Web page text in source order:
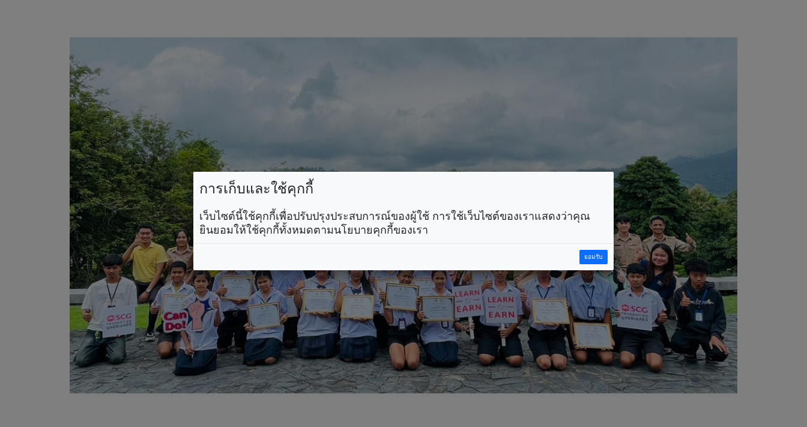
การเก็บและใช้คุกกี้
เว็บไซต์นี้ใช้คุกกี้เพื่อปรับปรุงประสบการณ์ของผู้ใช้ การใช้เว็บไซต์ของเราแสดงว่าคุณ
ยินยอมให้ใช้คุกกี้ทั้งหมดตามนโยบายคุกกี้ของเรา
ยอมรับ